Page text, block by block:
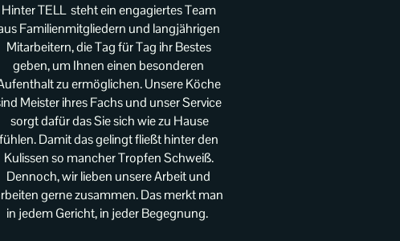
Hinter TELL steht ein engagiertes Team
Familienmitgliedern und langjährigen
Mitarbeitern, die Tag für Tag ihr Bestes
geben, um Ihnen einen besonderen
zu ermöglichen. Unsere Köche
Meister ihres Fachs und unser Service
sorgt dafür das Sie sich wie zu Hause
fühlen. Damit das gelingt fließt hinter den
Kulissen so mancher Tropfen Schweiß.
Dennoch, wir lieben unsere Arbeit und
gerne zusammen. Das merkt man
in jedem Gericht, in jeder Begegnung.